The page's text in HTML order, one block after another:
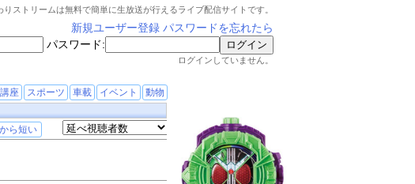
りストリームは無料で簡単に生放送が行えるライブ配信サイトです。
新規ユーザー登録 パスワードを忘れたら
パスワード:
ログインしていません。
講座 スポーツ 車載 イベント 動物
ら短い